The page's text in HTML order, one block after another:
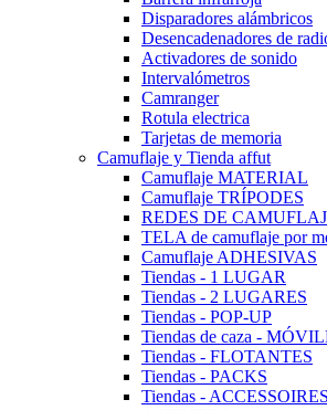
Disparadores alámbricos
Desencadenadores de
Activadores de sonido
Intervalómetros
Camranger
Rotula electrica
Tarjetas de memoria
Camuflaje y Tienda affut
Camuflaje MATERIAL
Camuflaje TRÍPODES
REDES DE
TELA de camuflaje por
Camuflaje ADHESIVAS
Tiendas - 1 LUGAR
Tiendas - 2 LUGARES
Tiendas - POP-UP
Tiendas de caza -
Tiendas - FLOTANTES
Tiendas - PACKS
Tiendas - ACCESSOIRES